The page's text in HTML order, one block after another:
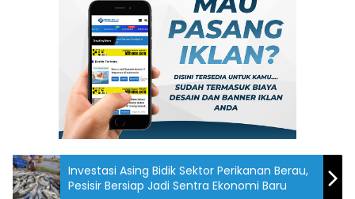
Investasi Asing Bidik Sektor Perikanan Berau,
Pesisir Bersiap Jadi Sentra Ekonomi Baru